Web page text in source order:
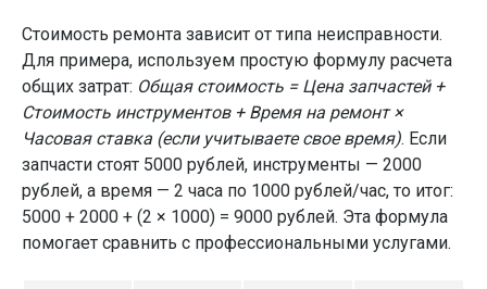
Стоимость ремонта зависит от типа неисправности.
Для примера, используем простую формулу расчета
общих затрат: Общая стоимость = Цена запчастей +
Стоимость инструментов + Время на ремонт ×
Часовая ставка (если учитываете свое время). Если
запчасти стоят 5000 рублей, инструменты — 2000
рублей, а время — 2 часа по 1000 рублей/час, то итог:
5000 + 2000 + (2 × 1000) = 9000 рублей. Эта формула
помогает сравнить с профессиональными услугами.